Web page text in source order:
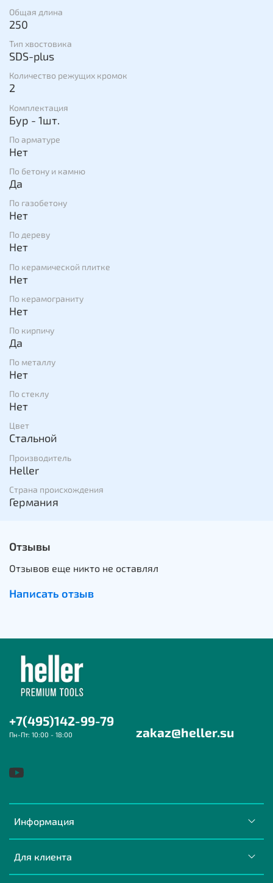
Общая длина
250
Тип хвостовика
SDS-plus
Количество режущих кромок
2
Комплектация
Бур - 1шт.
По арматуре
Нет
По бетону и камню
Да
По газобетону
Нет
По дереву
Нет
По керамической плитке
Нет
По керамограниту
Нет
По кирпичу
Да
По металлу
Нет
По стеклу
Нет
Цвет
Стальной
Производитель
Heller
Страна происхождения
Германия
Отзывы
Отзывов еще никто не оставлял
Написать отзыв
Информация
Для клиента
+7(495)142-99-79
Пн-Пт: 10:00 - 18:00 zakaz@heller.su